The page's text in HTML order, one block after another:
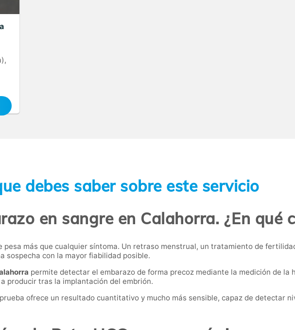
debes saber sobre este servicio
en sangre en Calahorra. ¿En qué
pesa más que cualquier síntoma. Un retraso menstrual, un tratamiento de
sospecha con la mayor fiabilidad posible.
permite detectar el embarazo de forma precoz mediante la medición de la
producir tras la implantación del embrión.
ofrece un resultado cuantitativo y mucho más sensible, capaz de detectar